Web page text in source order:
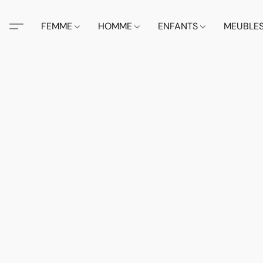
FEMME HOMME ENFANTS